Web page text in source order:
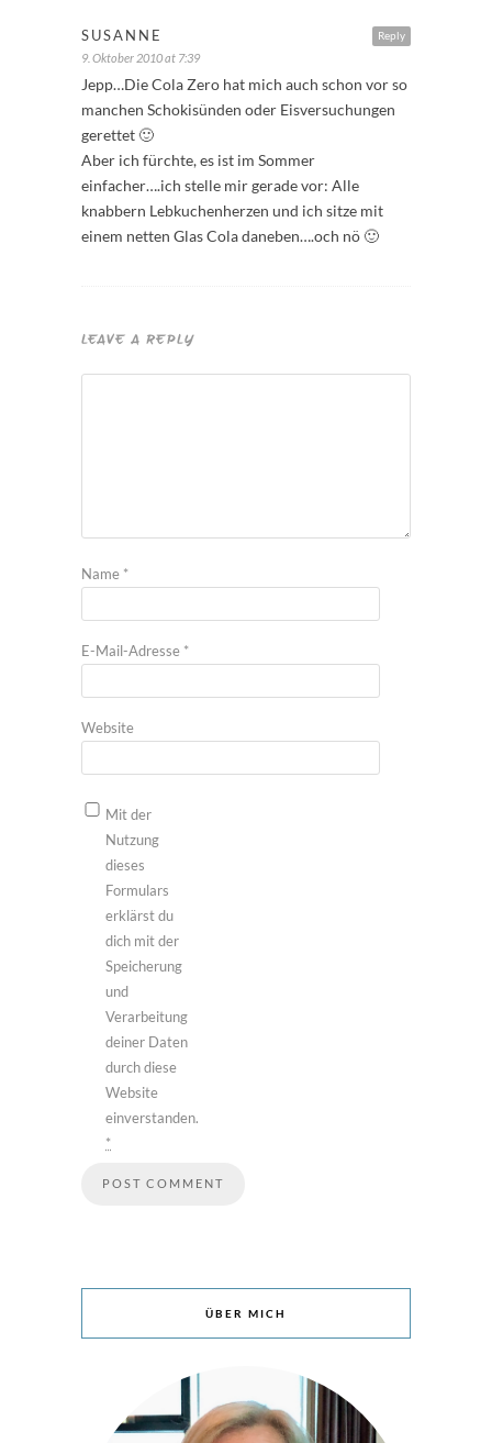
Reply
SUSANNE
9. Oktober 2010 at 7:39
Jepp…Die Cola Zero hat mich auch schon vor so
manchen Schokisünden oder Eisversuchungen
gerettet 🙂
Aber ich fürchte, es ist im Sommer
einfacher….ich stelle mir gerade vor: Alle
knabbern Lebkuchenherzen und ich sitze mit
einem netten Glas Cola daneben….och nö 🙂
LEAVE A REPLY
Name *
E-Mail-Adresse *
Website
Mit der
Nutzung
dieses
Formulars
erklärst du
dich mit der
Speicherung
und
Verarbeitung
deiner Daten
durch diese
Website
einverstanden.
*
ÜBER MICH